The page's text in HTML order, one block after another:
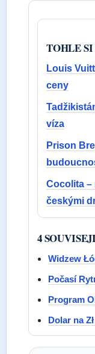
TOHLE
Louis
ceny
víza
Prison
Cocolita –
českými
4
Widzew
Počasí
Program
Dolar na